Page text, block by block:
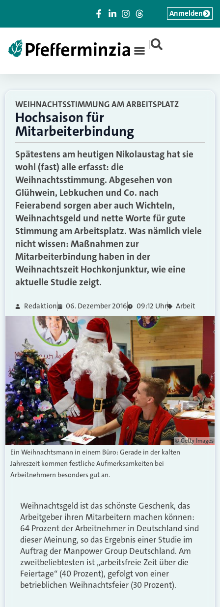
|
Anmelden
WEIHNACHTSSTIMMUNG AM ARBEITSPLATZ
Hochsaison für
Mitarbeiterbindung
Spätestens am heutigen Nikolaustag hat sie
wohl (fast) alle erfasst: die
Weihnachtsstimmung. Abgesehen von
Glühwein, Lebkuchen und Co. nach
Feierabend sorgen aber auch Wichteln,
Weihnachtsgeld und nette Worte für gute
Stimmung am Arbeitsplatz. Was nämlich viele
nicht wissen: Maßnahmen zur
Mitarbeiterbindung haben in der
Weihnachtszeit Hochkonjunktur, wie eine
aktuelle Studie zeigt.
Redaktion 06. Dezember 2016 09:12 Uhr Arbeit
© Getty Images
Ein Weihnachtsmann in einem Büro: Gerade in der kalten
Jahreszeit kommen festliche Aufmerksamkeiten bei
Arbeitnehmern besonders gut an.
Weihnachtsgeld ist das schönste Geschenk, das
Arbeitgeber ihren Mitarbeitern machen können:
64 Prozent der Arbeitnehmer in Deutschland sind
dieser Meinung, so das Ergebnis einer Studie im
Auftrag der Manpower Group Deutschland. Am
zweitbeliebtesten ist „arbeitsfreie Zeit über die
Feiertage“ (40 Prozent), gefolgt von einer
betrieblichen Weihnachtsfeier (30 Prozent).